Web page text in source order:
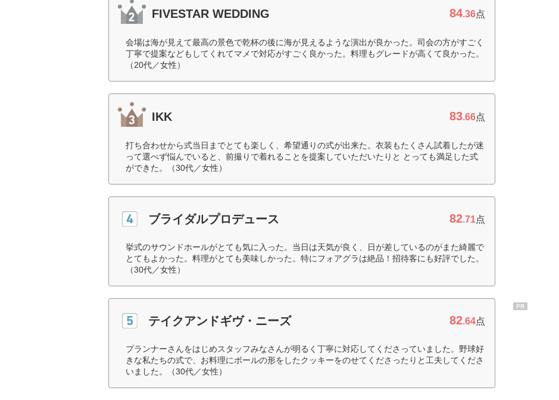
FIVESTAR WEDDING 84.36点
会場は海が見えて最高の景色で乾杯の後に海が見えるような演出が良かった。司会の方がすごく
丁寧で提案などもしてくれてマメで対応がすごく良かった。料理もグレードが高くて良かった。
（20代／女性）
IKK 83.66点
打ち合わせから式当日までとても楽しく、希望通りの式が出来た。衣装もたくさん試着したが迷
って選べず悩んでいると、前撮りで着れることを提案していただいたりと とっても満足した式
ができた。（30代／女性）
ブライダルプロデュース 82.71点
挙式のサウンドホールがとても気に入った。当日は天気が良く、日が差しているのがまた綺麗で
とてもよかった。料理がとても美味しかった。特にフォアグラは絶品！招待客にも好評でした。
（30代／女性）
テイクアンドギヴ・ニーズ 82.64点
プランナーさんをはじめスタッフみなさんが明るく丁寧に対応してくださっていました。野球好
きな私たちの式で、お料理にボールの形をしたクッキーをのせてくださったりと工夫してくださ
いました。（30代／女性）
PR